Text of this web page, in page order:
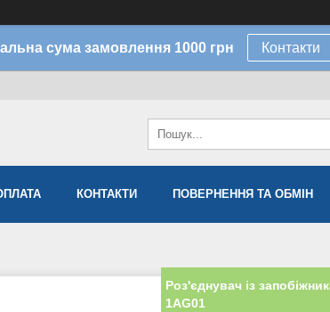
сума замовлення 1000 грн Контакти
КОНТАКТИ ПОВЕРНЕННЯ ТА ОБМІН
Роз'єднувач із
1AG01